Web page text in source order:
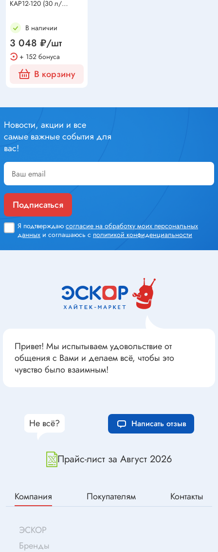
KAP12-120 (30 л/
В наличии
3 048 ₽/шт
+ 152 бонуса
В корзину
Новости, акции и все
самые важные события для
вас!
Подписаться
Я подтверждаю согласие на обработку моих персональных
данных и соглашаюсь с политикой конфиденциальности
Привет! Мы испытываем удовольствие от
общения с Вами и делаем всё, чтобы это
чувство было взаимным!
Прайс-лист за Август 2026
Не всё? Написать отзыв
Компания Покупателям Контакты
ЭСКОР
Бренды